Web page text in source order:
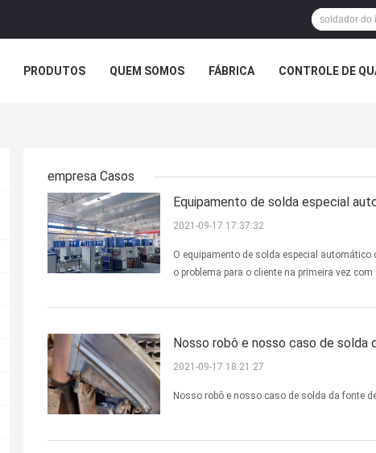
PRODUTOS QUEM SOMOS FÁBRICA CONTROLE DE
empresa Casos
Equipamento de solda especial
2021-09-17 17:37:32
O equipamento de solda especial
o problema para o cliente na primeira vez
Nosso robô e nosso caso de solda
2021-09-17 18:21:27
Nosso robô e nosso caso de solda da fonte